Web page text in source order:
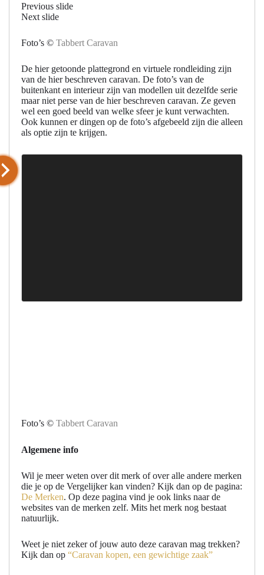
Previous slide
Next slide
Foto’s © Tabbert Caravan
De hier getoonde plattegrond en virtuele rondleiding zijn
van de hier beschreven caravan. De foto’s van de
buitenkant en interieur zijn van modellen uit dezelfde serie
maar niet perse van de hier beschreven caravan. Ze geven
wel een goed beeld van welke sfeer je kunt verwachten.
Ook kunnen er dingen op de foto’s afgebeeld zijn die alleen
als optie zijn te krijgen.
Foto’s © Tabbert Caravan
Algemene info
Wil je meer weten over dit merk of over alle andere merken
die je op de Vergelijker kan vinden? Kijk dan op de pagina:
De Merken. Op deze pagina vind je ook links naar de
websites van de merken zelf. Mits het merk nog bestaat
natuurlijk.
Weet je niet zeker of jouw auto deze caravan mag trekken?
Kijk dan op “Caravan kopen, een gewichtige zaak”